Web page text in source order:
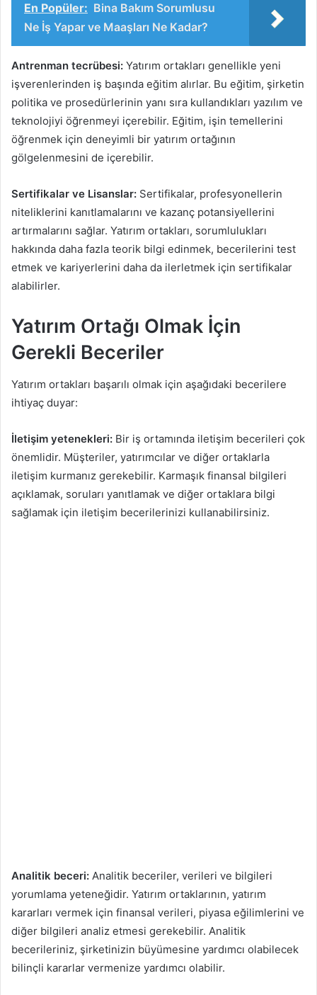
En Popüler: Bina Bakım Sorumlusu
Ne İş Yapar ve Maaşları Ne Kadar?
Antrenman tecrübesi: Yatırım ortakları genellikle yeni
işverenlerinden iş başında eğitim alırlar. Bu eğitim, şirketin
politika ve prosedürlerinin yanı sıra kullandıkları yazılım ve
teknolojiyi öğrenmeyi içerebilir. Eğitim, işin temellerini
öğrenmek için deneyimli bir yatırım ortağının
gölgelenmesini de içerebilir.
Sertifikalar ve Lisanslar: Sertifikalar, profesyonellerin
niteliklerini kanıtlamalarını ve kazanç potansiyellerini
artırmalarını sağlar. Yatırım ortakları, sorumlulukları
hakkında daha fazla teorik bilgi edinmek, becerilerini test
etmek ve kariyerlerini daha da ilerletmek için sertifikalar
alabilirler.
Yatırım Ortağı Olmak İçin
Gerekli Beceriler
Yatırım ortakları başarılı olmak için aşağıdaki becerilere
ihtiyaç duyar:
İletişim yetenekleri: Bir iş ortamında iletişim becerileri çok
önemlidir. Müşteriler, yatırımcılar ve diğer ortaklarla
iletişim kurmanız gerekebilir. Karmaşık finansal bilgileri
açıklamak, soruları yanıtlamak ve diğer ortaklara bilgi
sağlamak için iletişim becerilerinizi kullanabilirsiniz.
Analitik beceri: Analitik beceriler, verileri ve bilgileri
yorumlama yeteneğidir. Yatırım ortaklarının, yatırım
kararları vermek için finansal verileri, piyasa eğilimlerini ve
diğer bilgileri analiz etmesi gerekebilir. Analitik
becerileriniz, şirketinizin büyümesine yardımcı olabilecek
bilinçli kararlar vermenize yardımcı olabilir.